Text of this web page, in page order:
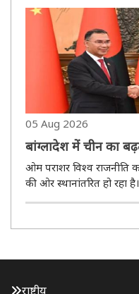
सुनहरे किस्सों से लेकर
05 Aug 2026
बांग्लादेश में चीन का
अवसर और बदलता
ओम पराशर विश्व राजनीति का शक्ति संतुलन तेजी से हिंद-प्रशांत क्षेत्र
की ओर स्थानांतरित हो रहा
राष्ट्रीय